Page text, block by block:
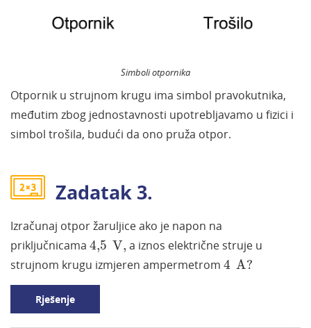
Simboli otpornika
Otpornik u strujnom krugu ima simbol pravokutnika,
međutim zbog jednostavnosti upotrebljavamo u fizici i
simbol trošila, budući da ono pruža otpor.
Zadatak 3.
Izračunaj otpor žaruljice ako je napon na
priključnicama 4,5 V,
4,5 V,
a iznos električne struje u
strujnom krugu izmjeren ampermetrom 4 A?
4 A?
Rješenje